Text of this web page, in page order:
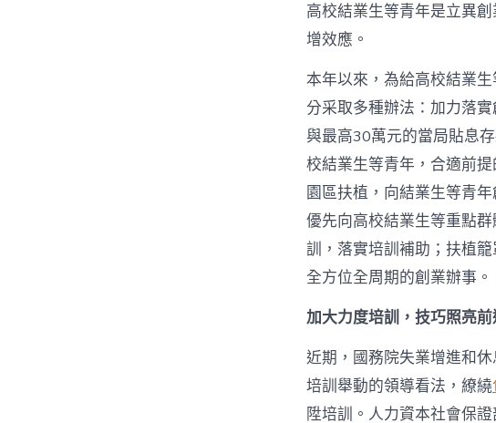
高校結業生等青年是立異
增效應。
本年以來，為給高校結業
分采取多種辦法：加力落
與最高30萬元的當局貼息
校結業生等青年，合適前
園區扶植，向結業生等青
優先向高校結業生等重點
訓，落實培訓補助；扶植
全方位全周期的創業辦事。
加大力度培訓，技巧照亮
近期，國務院失業增進和
培訓舉動的領導看法，繚繞
陞培訓。人力資本社會保